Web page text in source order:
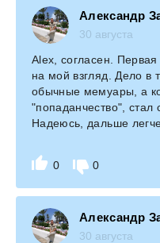
Александр
30 августа
0 0
Alex, согласен. Первая
на мой взгляд. Дело в
обычные мемуары, а
"попаданчество", стал
Надеюсь, дальше
Александр
30 августа